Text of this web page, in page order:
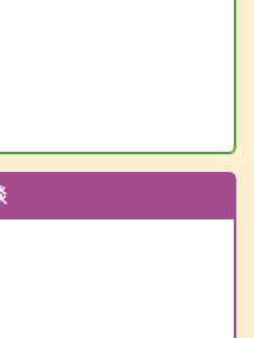
です！
＜宍粟会場＞ 申込締切を６月
会場・猪名川会場）・養成講座
者認定試験合格者発表
訳Ⅰ・通訳Ⅱ）の案内を掲載